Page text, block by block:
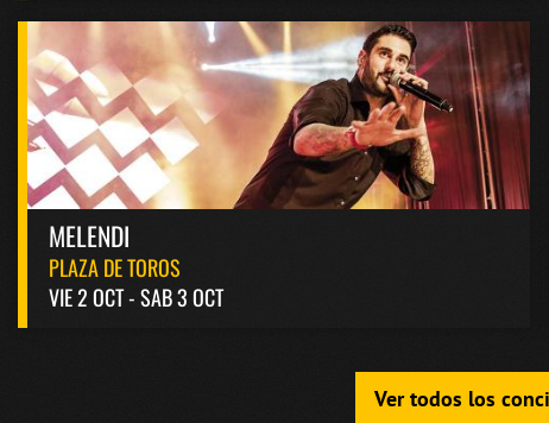
MELENDI
PLAZA DE TOROS
VIE 2 OCT - SAB 3 OCT
Ver todos los